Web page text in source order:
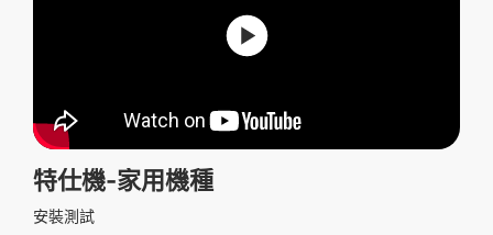
特仕機-家用機種
安裝測試